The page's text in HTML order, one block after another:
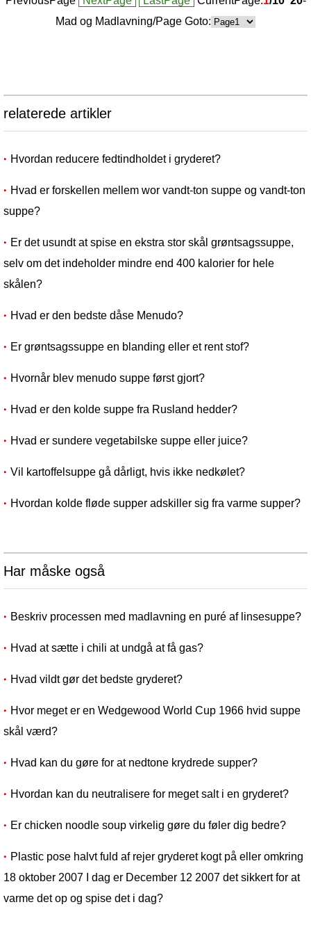
Mad og Madlavning/Page Goto:
relaterede artikler
Hvordan reducere fedtindholdet i gryderet?
Hvad er forskellen mellem wor vandt-ton suppe og vandt-ton
suppe?
Er det usundt at spise en ekstra stor skål grøntsagssuppe,
selv om det indeholder mindre end 400 kalorier for hele
skålen?
Hvad er den bedste dåse Menudo?
Er grøntsagssuppe en blanding eller et rent stof?
Hvornår blev menudo suppe først gjort?
Hvad er den kolde suppe fra Rusland hedder?
Hvad er sundere vegetabilske suppe eller juice?
Vil kartoffelsuppe gå dårligt, hvis ikke nedkølet?
Hvordan kolde fløde supper adskiller sig fra varme supper?
Har måske også
Beskriv processen med madlavning en puré af linsesuppe?
Hvad at sætte i chili at undgå at få gas?
Hvad vildt gør det bedste gryderet?
Hvor meget er en Wedgewood World Cup 1966 hvid suppe
skål værd?
Hvad kan du gøre for at nedtone krydrede supper?
Hvordan kan du neutralisere for meget salt i en gryderet?
Er chicken noodle soup virkelig gøre du føler dig bedre?
Plastic pose halvt fuld af rejer gryderet kogt på eller omkring
18 oktober 2007 I dag er December 12 2007 det sikkert for at
varme det op og spise det i dag?